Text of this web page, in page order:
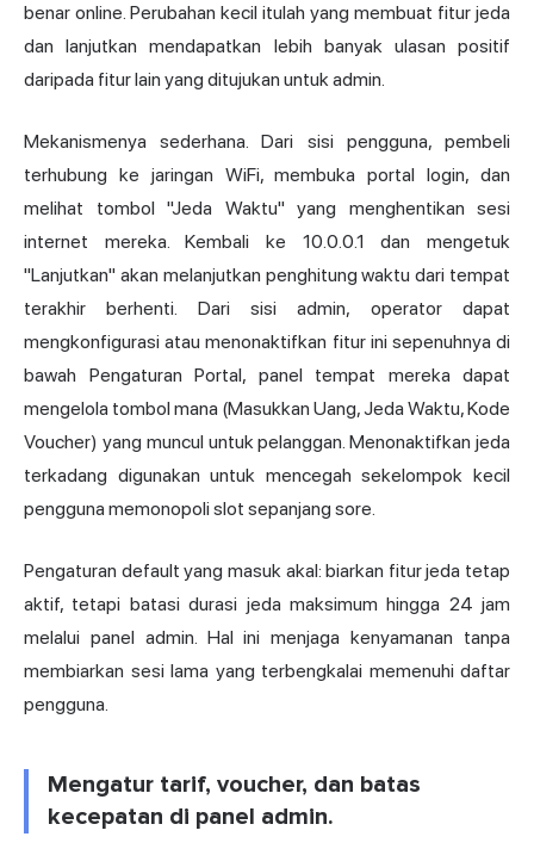
benar online. Perubahan kecil itulah yang membuat fitur jeda
dan lanjutkan mendapatkan lebih banyak ulasan positif
daripada fitur lain yang ditujukan untuk admin.
Mekanismenya sederhana. Dari sisi pengguna, pembeli
terhubung ke jaringan WiFi, membuka portal login, dan
melihat tombol "Jeda Waktu" yang menghentikan sesi
internet mereka. Kembali ke 10.0.0.1 dan mengetuk
"Lanjutkan" akan melanjutkan penghitung waktu dari tempat
terakhir berhenti. Dari sisi admin, operator dapat
mengkonfigurasi atau menonaktifkan fitur ini sepenuhnya di
bawah Pengaturan Portal, panel tempat mereka dapat
mengelola tombol mana (Masukkan Uang, Jeda Waktu, Kode
Voucher) yang muncul untuk pelanggan. Menonaktifkan jeda
terkadang digunakan untuk mencegah sekelompok kecil
pengguna memonopoli slot sepanjang sore.
Pengaturan default yang masuk akal: biarkan fitur jeda tetap
aktif, tetapi batasi durasi jeda maksimum hingga 24 jam
melalui panel admin. Hal ini menjaga kenyamanan tanpa
membiarkan sesi lama yang terbengkalai memenuhi daftar
pengguna.
Mengatur tarif, voucher, dan batas
kecepatan di panel admin.